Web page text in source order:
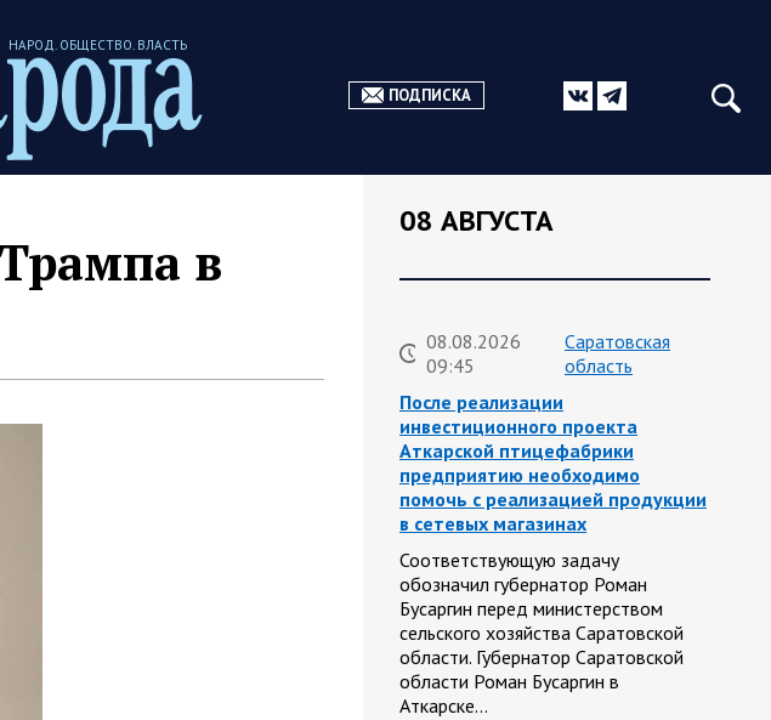
НАРОД. ОБЩЕСТВО. ВЛАСТЬ
ПОДПИСКА
в
08 АВГУСТА
08.08.2026
09:45
Саратовская
область
После реализации
инвестиционного проекта
Аткарской птицефабрики
предприятию необходимо
помочь с реализацией продукции
в сетевых магазинах
Соответствующую задачу
обозначил губернатор Роман
Бусаргин перед министерством
сельского хозяйства Саратовской
области. Губернатор Саратовской
области Роман Бусаргин в
Аткарске…